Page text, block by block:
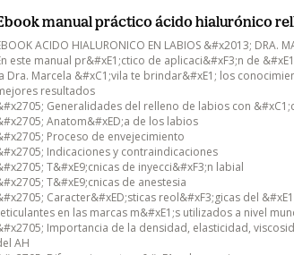
manual práctico ácido hialurónico
ACIDO HIALURONICO EN LABIOS &#x2013; DRA.
este manual pr&#xE1;ctico de aplicaci&#xF3;n de
Dra. Marcela &#xC1;vila te brindar&#xE1; los
resultados
Generalidades del relleno de labios con
Anatom&#xED;a de los labios
Proceso de envejecimiento
Indicaciones y contraindicaciones
T&#xE9;cnicas de inyecci&#xF3;n labial
T&#xE9;cnicas de anestesia
Caracter&#xED;sticas reol&#xF3;gicas del
en las marcas m&#xE1;s utilizados a nivel
Importancia de la densidad, elasticidad,
AH